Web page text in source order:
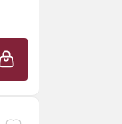
ADICIONAR À